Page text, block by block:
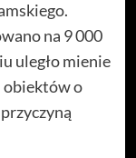
na 9 000
uległo mienie
obiektów o